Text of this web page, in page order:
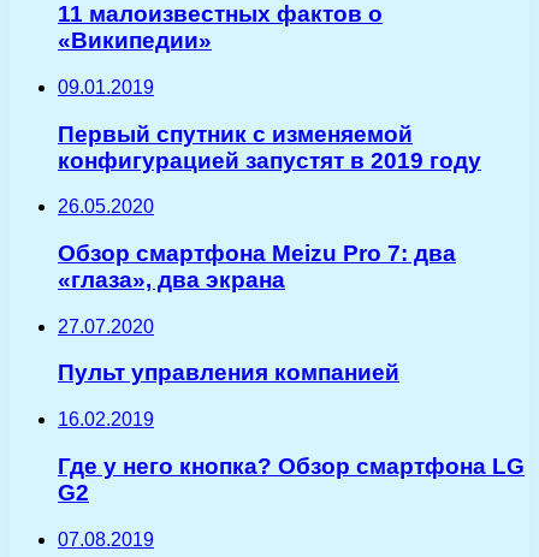
11 малоизвестных фактов о
«Википедии»
09.01.2019
Первый спутник с изменяемой
конфигурацией запустят в 2019 году
26.05.2020
Обзор смартфона Meizu Pro 7: два
«глаза», два экрана
27.07.2020
Пульт управления компанией
16.02.2019
Где у него кнопка? Обзор смартфона LG
G2
07.08.2019